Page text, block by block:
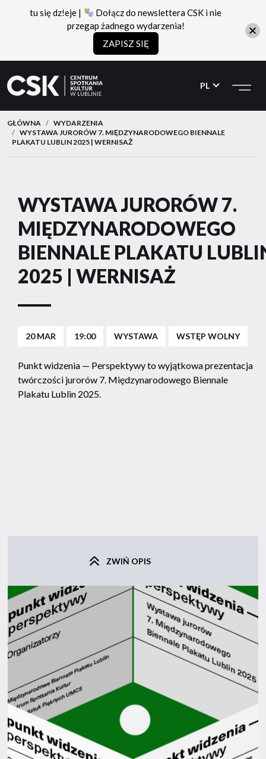
CSK
do
menu
do
treści
PL
GŁÓWNA
WYDARZENIA
WYSTAWA JURORÓW 7. MIĘDZYNARODOWEGO BIENNALE
PLAKATU LUBLIN 2025 | WERNISAŻ
WYSTAWA JURORÓW 7.
MIĘDZYNARODOWEGO
BIENNALE PLAKATU
2025 | WERNISAŻ
20 MAR 19:00 WYSTAWA WSTĘP WOLNY
Punkt widzenia — Perspektywy to wyjątkowa prezentacja
twórczości jurorów 7. Międzynarodowego Biennale
Plakatu Lublin 2025.
ZWIŃ OPIS
tu się dz!eje |
Dołącz do newslettera CSK i nie
przegap żadnego wydarzenia!
ZAPISZ SIĘ